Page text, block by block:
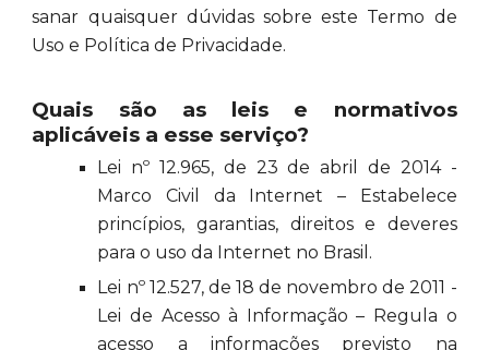
sanar quaisquer dúvidas sobre este Termo de
Uso e Política de Privacidade.
Quais são as leis e normativos
aplicáveis a esse serviço?
Lei nº 12.965, de 23 de abril de 2014 -
Marco Civil da Internet – Estabelece
princípios, garantias, direitos e deveres
para o uso da Internet no Brasil.
Lei nº 12.527, de 18 de novembro de 2011 -
Lei de Acesso à Informação – Regula o
acesso a informações previsto na